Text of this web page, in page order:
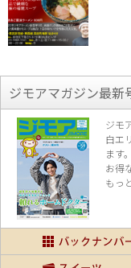
ジモアマガジン最新
ジモ
白エ
ます。
お得
もっ